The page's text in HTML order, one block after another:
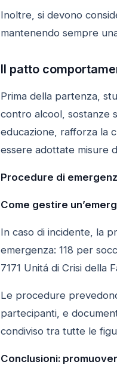
Inoltre, si devono
mantenendo sempre
Il patto
Prima della partenza,
contro alcool, sostanze
educazione, rafforza la
essere adottate misure
Procedure di
Come gestire
In caso di incidente, la
emergenza: 118 per
7171 Unitá di Crisi della
Le procedure
partecipanti, e
condiviso tra tutte le
Conclusioni: